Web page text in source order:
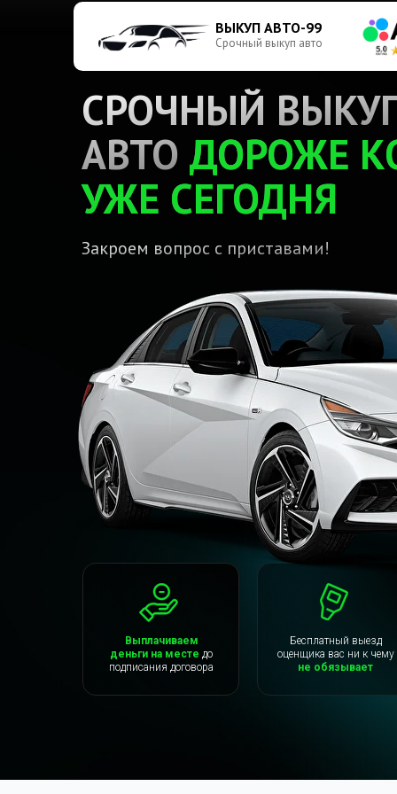
ВЫКУП АВТО-99
Срочный выкуп авто
СРОЧНЫЙ
АВТО ДОРОЖЕ
УЖЕ СЕГОДНЯ
Закроем вопрос с приставами!
Выплачиваем
деньги на месте до
подписания договора
Бесплатный выезд
оценщика вас ни к чему
не обязывает